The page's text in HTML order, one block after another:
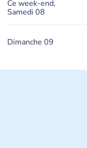
Ce week-end,
Samedi 08
Dimanche 09